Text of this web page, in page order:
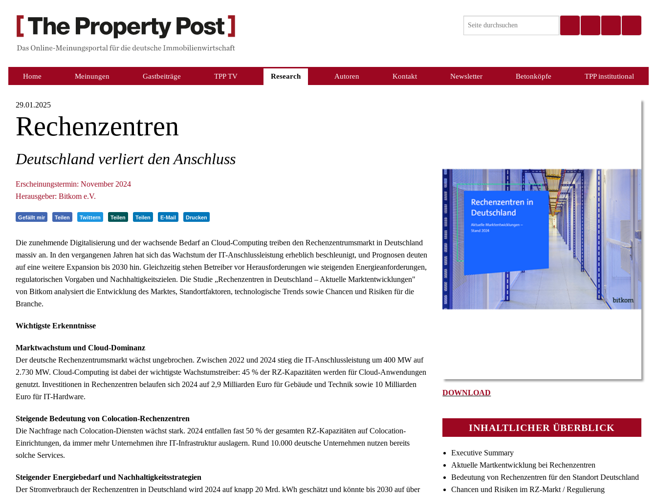
Home Meinungen Gastbeiträge TPP TV Research Autoren Kontakt Newsletter Betonköpfe TPP institutional
29.01.2025
Rechenzentren
Deutschland verliert den Anschluss
Erscheinungstermin: November 2024
Herausgeber: Bitkom e.V.
Gefällt mir Teilen Twittern Teilen Teilen E-Mail Drucken
Die zunehmende Digitalisierung und der wachsende Bedarf an Cloud-Computing treiben den Rechenzentrumsmarkt in Deutschland
massiv an. In den vergangenen Jahren hat sich das Wachstum der IT-Anschlussleistung erheblich beschleunigt, und Prognosen deuten
auf eine weitere Expansion bis 2030 hin. Gleichzeitig stehen Betreiber vor Herausforderungen wie steigenden Energieanforderungen,
regulatorischen Vorgaben und Nachhaltigkeitszielen. Die Studie „Rechenzentren in Deutschland – Aktuelle Marktentwicklungen"
von Bitkom analysiert die Entwicklung des Marktes, Standortfaktoren, technologische Trends sowie Chancen und Risiken für die
Branche.
Wichtigste Erkenntnisse
Marktwachstum und Cloud-Dominanz
Der deutsche Rechenzentrumsmarkt wächst ungebrochen. Zwischen 2022 und 2024 stieg die IT-Anschlussleistung um 400 MW auf
2.730 MW. Cloud-Computing ist dabei der wichtigste Wachstumstreiber: 45 % der RZ-Kapazitäten werden für Cloud-Anwendungen
genutzt. Investitionen in Rechenzentren belaufen sich 2024 auf 2,9 Milliarden Euro für Gebäude und Technik sowie 10 Milliarden
Euro für IT-Hardware.
Steigende Bedeutung von Colocation-Rechenzentren
Die Nachfrage nach Colocation-Diensten wächst stark. 2024 entfallen fast 50 % der gesamten RZ-Kapazitäten auf Colocation-
Einrichtungen, da immer mehr Unternehmen ihre IT-Infrastruktur auslagern. Rund 10.000 deutsche Unternehmen nutzen bereits
solche Services.
Steigender Energiebedarf und Nachhaltigkeitsstrategien
Der Stromverbrauch der Rechenzentren in Deutschland wird 2024 auf knapp 20 Mrd. kWh geschätzt und könnte bis 2030 auf über
DOWNLOAD
INHALTLICHER ÜBERBLICK
Executive Summary
Aktuelle Martkentwicklung bei Rechenzentren
Bedeutung von Rechenzentren für den Standort Deutschland
Chancen und Risiken im RZ-Markt / Regulierung